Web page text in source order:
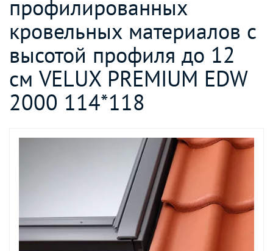
профилированных
кровельных материалов с
высотой профиля до 12
см VELUX PREMIUM EDW
2000 114*118